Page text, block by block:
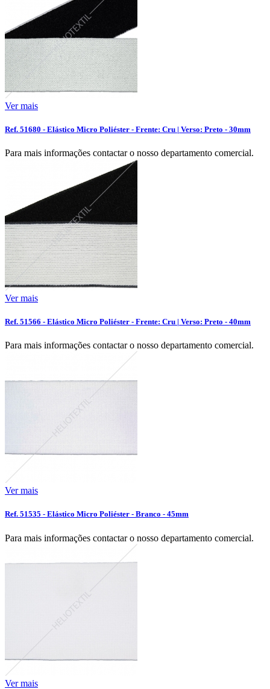
Ver mais
Ref. 51680 - Elástico Micro Poliéster - Frente: Cru | Verso: Preto - 30mm
Para mais informações contactar o nosso departamento comercial.
Ver mais
Ref. 51566 - Elástico Micro Poliéster - Frente: Cru | Verso: Preto - 40mm
Para mais informações contactar o nosso departamento comercial.
Ver mais
Ref. 51535 - Elástico Micro Poliéster - Branco - 45mm
Para mais informações contactar o nosso departamento comercial.
Ver mais